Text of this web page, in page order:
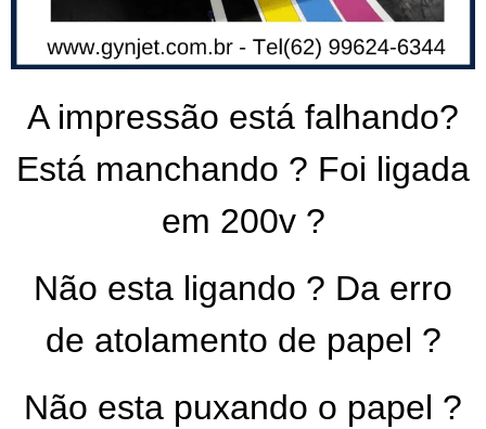
A impressão está falhando?
Está manchando ? Foi ligada
em 200v ?
Não esta ligando ? Da erro
de atolamento de papel ?
Não esta puxando o papel ?